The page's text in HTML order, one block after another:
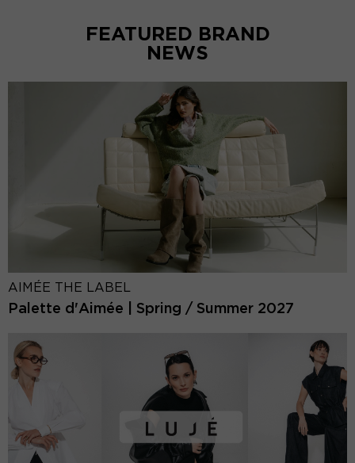
FEATURED BRAND
NEWS
AIMÉE THE LABEL
Palette d'Aimée | Spring / Summer 2027